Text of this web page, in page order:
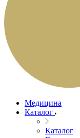
Медицина
Каталог
Каталог